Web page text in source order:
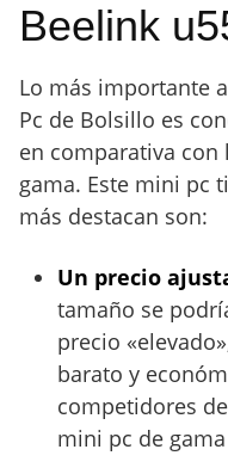
Beelink
Lo más importante
Pc de Bolsillo es
en comparativa con
gama. Este mini pc
más destacan son:
Un precio
tamaño se
precio
barato y
competidores
mini pc de